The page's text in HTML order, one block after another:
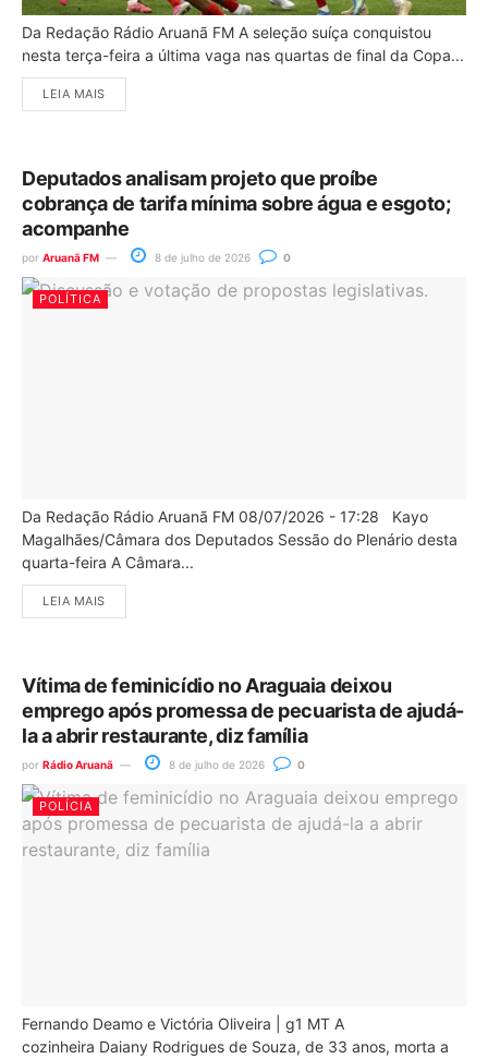
Da Redação Rádio Aruanã FM A seleção suíça conquistou
nesta terça-feira a última vaga nas quartas de final da Copa...
LEIA MAIS
Deputados analisam projeto que proíbe
cobrança de tarifa mínima sobre água e esgoto;
acompanhe
por Aruanã FM 8 de julho de 2026 0
POLÍTICA
Da Redação Rádio Aruanã FM 08/07/2026 - 17:28 Kayo
Magalhães/Câmara dos Deputados Sessão do Plenário desta
quarta-feira A Câmara...
LEIA MAIS
Vítima de feminicídio no Araguaia deixou
emprego após promessa de pecuarista de ajudá-
la a abrir restaurante, diz família
por Rádio Aruanã 8 de julho de 2026 0
POLÍCIA
Fernando Deamo e Victória Oliveira | g1 MT A
cozinheira Daiany Rodrigues de Souza, de 33 anos, morta a